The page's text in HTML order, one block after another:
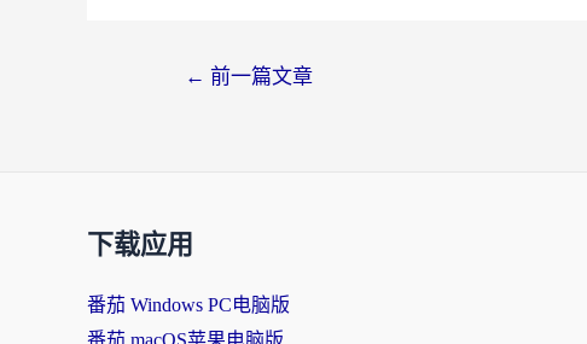
← 前一篇文章
下载应用
番茄 Windows PC电脑版